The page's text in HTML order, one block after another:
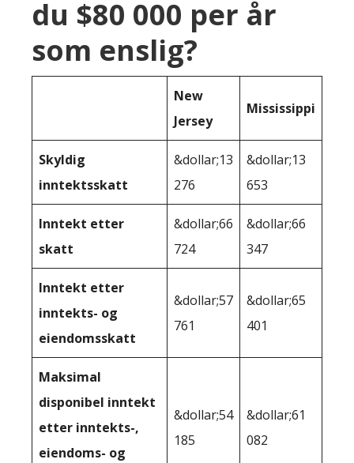
du $80 000 per år
som enslig?
New
Jersey
Mississippi
Skyldig
inntektsskatt
&dollar;13
276
&dollar;13
653
Inntekt etter
skatt
&dollar;66
724
&dollar;66
347
Inntekt etter
inntekts- og
eiendomsskatt
&dollar;57
761
&dollar;65
401
Maksimal
disponibel inntekt
etter inntekts-,
eiendoms- og
&dollar;54
185
&dollar;61
082